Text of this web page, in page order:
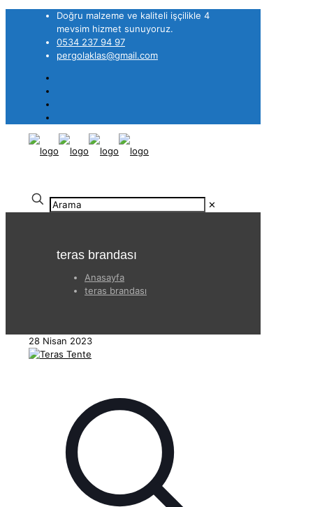
Doğru malzeme ve kaliteli işçilikle 4
mevsim hizmet sunuyoruz.
0534 237 94 97
pergolaklas@gmail.com
✕
teras brandası
Anasayfa
teras brandası
28 Nisan 2023